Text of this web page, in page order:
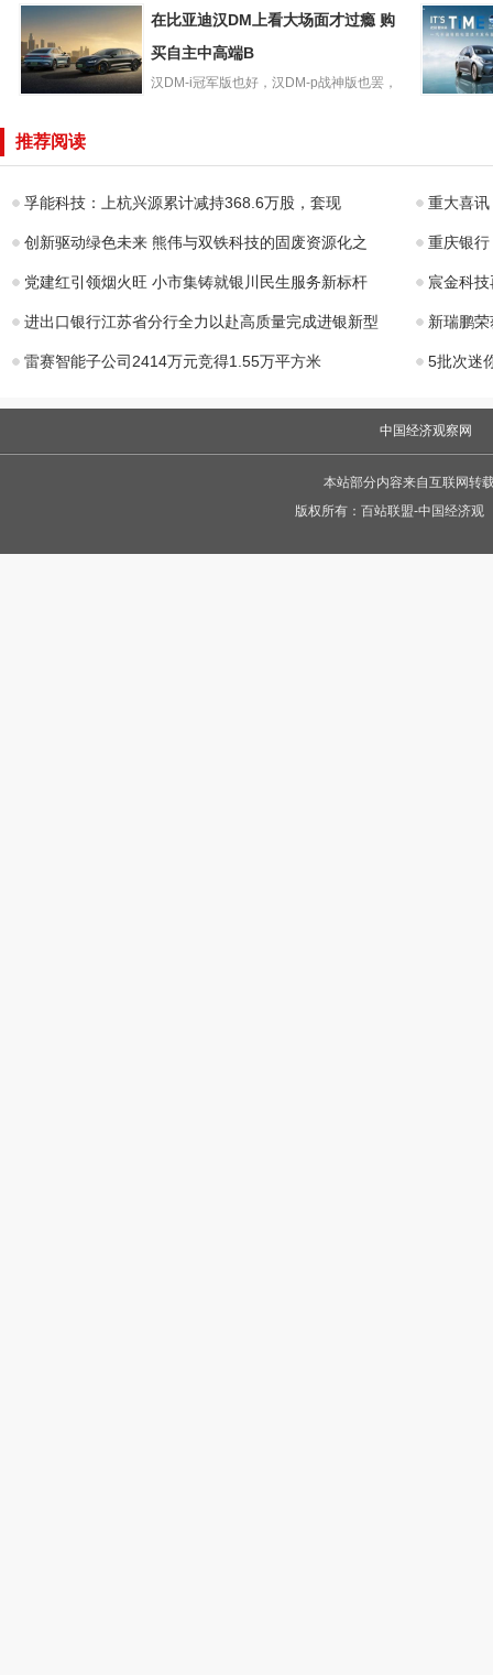
Aqara绿米推出新
款卡农智能墙壁
开关Z1：支持
金士顿也
局：2TB
699元大
看大场面才过瘾
在比亚迪汉DM上看大场面才过瘾 购
买自主中高端B
汉DM-i冠军版也好，汉DM-p战神版也罢，
推荐阅读
孚能科技：上杭兴源累计减持368.6万股，套现 重大喜
创新驱动绿色未来 熊伟与双铁科技的固废资源化之 重庆银
党建红引领烟火旺 小市集铸就银川民生服务新标杆 宸金科
进出口银行江苏省分行全力以赴高质量完成进银新型 新瑞鹏
雷赛智能子公司2414万元竞得1.55万平方米 5批次迷
中国经济观察网
本站部分内容来自互联网转
版权所有： 百站联盟-中国经济观